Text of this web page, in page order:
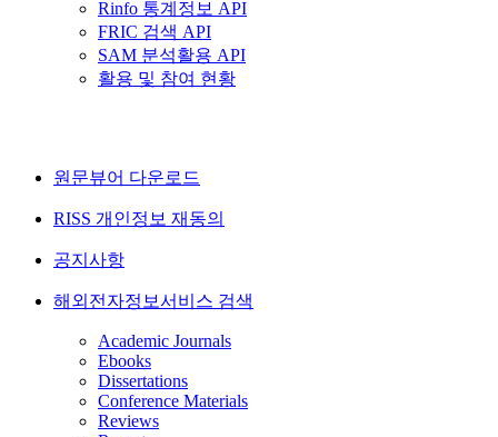
Rinfo 통계정보 API
FRIC 검색 API
SAM 분석활용 API
활용 및 참여 현황
원문뷰어 다운로드
RISS 개인정보 재동의
공지사항
해외전자정보서비스 검색
Academic Journals
Ebooks
Dissertations
Conference Materials
Reviews